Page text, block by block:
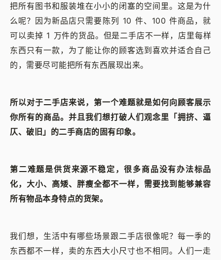
把所有图书和服装堆在小小的闭塞的空间里。这是为什
么呢？因为新品店只需要陈列 10 件、100 件商品，就
可以卖掉 1 万件的货品。但是二手店不一样，店里每样
东西只有一款，为了能让你的顾客选到喜欢并适合自己
的，需要尽可能把所有东西展现出来。
所以对于二手店来说，第一个难题就是如何向顾客展示
你所有的商品。并且我们想打破人们观念里「拥挤、逼
仄、破旧」的二手商店的固有印象。
第二难题是供货来源不稳定，很多商品没有办法标品
化，大小、高矮、胖瘦全都不一样，需要找到能够兼容
所有物品本身特点的货架。
我们想，生活中有哪些场景跟二手店很像呢？每一季的
东西都不一样，卖的东西大小尺寸也不相同。人们一走